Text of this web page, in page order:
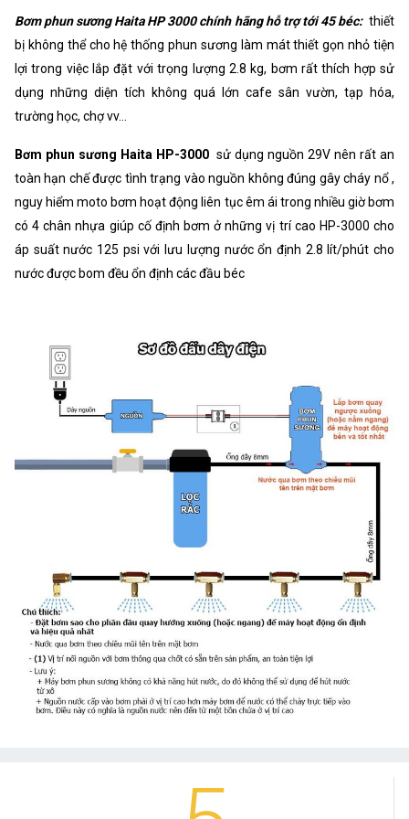
Bơm phun sương Haita HP 3000 chính hãng hỗ trợ tới 45 béc: thiết
bị không thể cho hệ thống phun sương làm mát thiết gọn nhỏ tiện
lợi trong việc lắp đặt với trọng lượng 2.8 kg, bơm rất thích hợp sử
dụng những diện tích không quá lớn cafe sân vườn, tạp hóa,
trường học, chợ vv...
Bơm phun sương Haita HP-3000 sử dụng nguồn 29V nên rất an
toàn hạn chế được tình trạng vào nguồn không đúng gây cháy nổ ,
nguy hiểm moto bơm hoạt động liên tục êm ái trong nhiều giờ bơm
có 4 chân nhựa giúp cố định bơm ở những vị trí cao HP-3000 cho
áp suất nước 125 psi với lưu lượng nước ổn định 2.8 lít/phút cho
nước được bom đều ổn định các đầu béc